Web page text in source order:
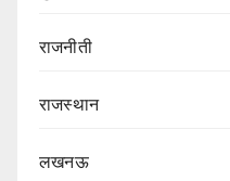
राजनीती
राजस्थान
लखनऊ